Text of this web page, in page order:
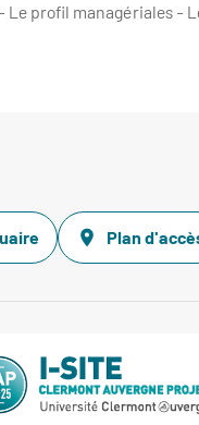
profil managériales -
Plan